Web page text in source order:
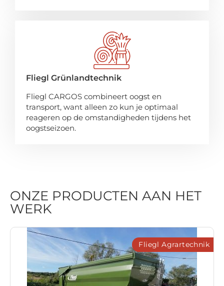
Fliegl Grünlandtechnik
Fliegl CARGOS combineert oogst en
transport, want alleen zo kun je optimaal
reageren op de omstandigheden tijdens het
oogstseizoen.
ONZE PRODUCTEN AAN HET
WERK
Fliegl Agrartechnik